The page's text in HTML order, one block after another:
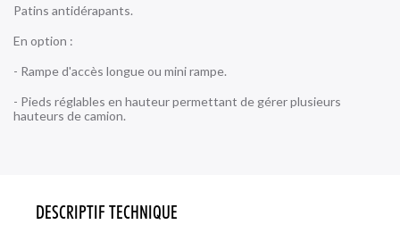
Patins antidérapants.
En option :
- Rampe d'accès longue ou mini rampe.
- Pieds réglables en hauteur permettant de gérer plusieurs
hauteurs de camion.
DESCRIPTIF TECHNIQUE